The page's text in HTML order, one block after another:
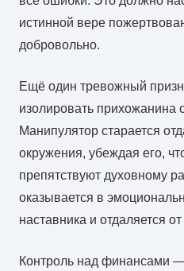
истинной вере
добровольно.
Ещё один тревожный
изолировать прихожанина
Манипулятор старается
окружения, убеждая его,
препятствуют духовному
оказывается в
наставника и отдаляется
Контроль над финансами